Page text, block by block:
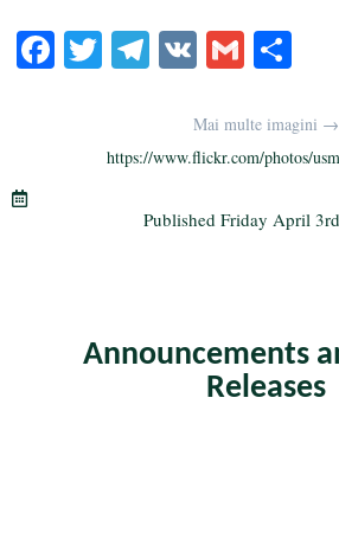
Fa T
r
Te
a
m
V G
ailre
Mai multe imagini →
https://www.flickr.com/photos/
Published Friday April
Announcements
Releases